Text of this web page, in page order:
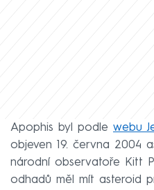
Apophis byl podle webu
objeven 19. června 2004
národní observatoře Kitt
odhadů měl mít asteroid